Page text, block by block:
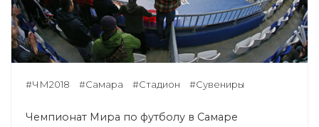
#ЧМ2018 #Самара #Стадион #Сувениры
Чемпионат Мира по футболу в Самаре